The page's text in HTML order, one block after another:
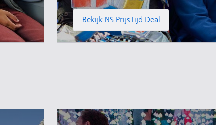
Bekijk NS PrijsTijd Deal